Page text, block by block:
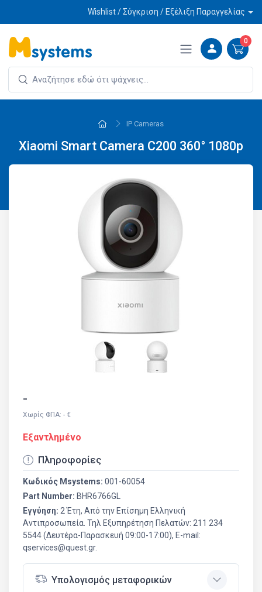
Wishlist / Σύγκριση / Εξέλιξη Παραγγελίας
0
IP Cameras
Xiaomi Smart Camera C200 360° 1080p
-
Χωρίς ΦΠΑ: - €
Εξαντλημένο
Πληροφορίες
Κωδικός Msystems: 001-60054
Part Number: BHR6766GL
Εγγύηση: 2 Έτη, Από την Επίσημη Ελληνική
Aντιπροσωπεία. Τηλ Εξυπηρέτηση Πελατών: 211 234
5544 (Δευτέρα-Παρασκευή 09:00-17:00), E-mail:
qservices@quest.gr.
Υπολογισμός μεταφορικών